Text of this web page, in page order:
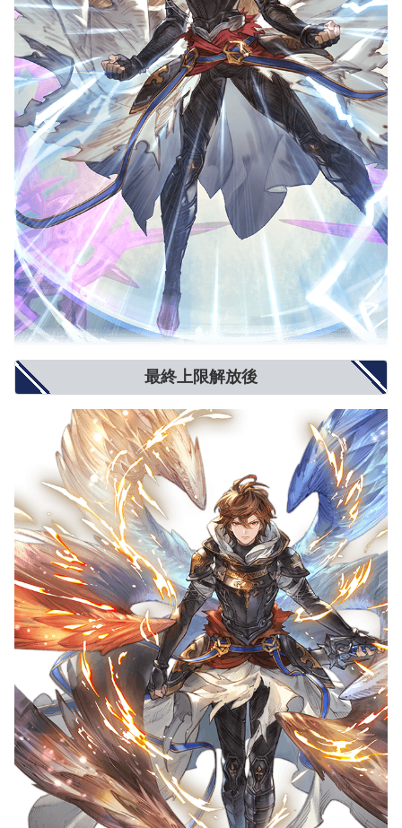
最終上限解放後